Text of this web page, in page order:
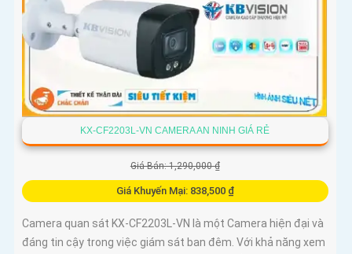
KX-CF2203L-VN CAMERA AN NINH GIÁ RẺ
Giá Bán: 1,290,000 ₫
Giá Khuyến Mại: 838,500 ₫
Camera quan sát KX-CF2203L-VN là một Camera hiện đại và
đáng tin cậy trong việc giám sát ban đêm. Với khả năng xem